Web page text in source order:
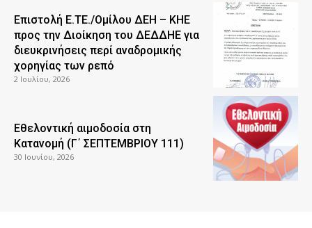
Επιστολή Ε.ΤΕ./Ομίλου ΔΕΗ – ΚΗΕ
προς την Διοίκηση του ΔΕΔΔΗΕ για
διευκρινήσεις περί αναδρομικής
χορηγίας των ρεπό
2 Ιουλίου, 2026
Εθελοντική αιμοδοσία στη
Κατανομή (Γ΄ ΣΕΠΤΕΜΒΡΙΟΥ 111)
30 Ιουνίου, 2026